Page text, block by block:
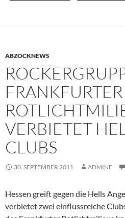
ABZOCKNEWS
FRANKFURTER
VERBIETET
CLUBS
30. SEPTEMBER 2011 ADMINE
Hessen greift gegen die Hells
verbietet zwei einflussreiche